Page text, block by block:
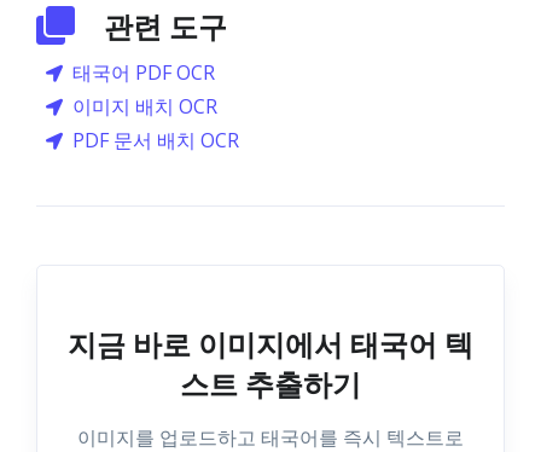
관련 도구
태국어 PDF OCR
이미지 배치 OCR
PDF 문서 배치 OCR
지금 바로 이미지에서 태국어 텍
스트 추출하기
이미지를 업로드하고 태국어를 즉시 텍스트로